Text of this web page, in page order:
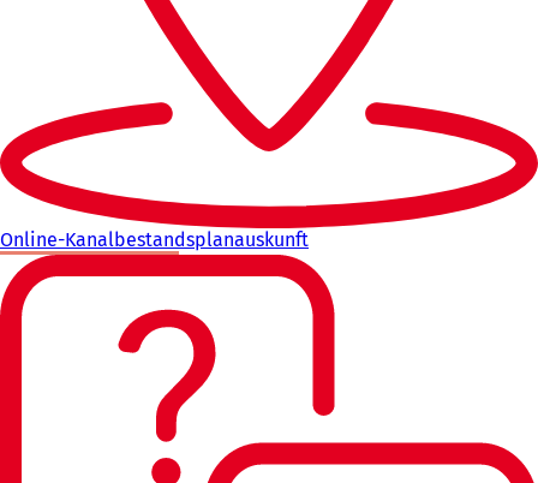
Online-Kanalbestandsplanauskunft